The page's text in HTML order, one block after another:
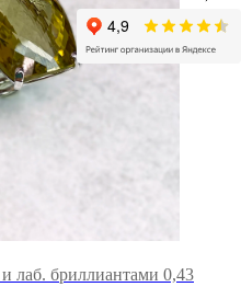
лаб. бриллиантами 0,43